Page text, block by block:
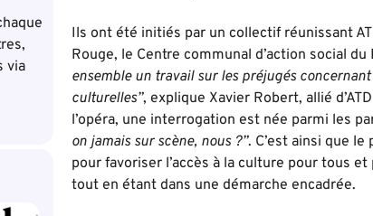
via
Ils ont été initiés par un collectif réunissant
Rouge, le Centre communal d’action social
ensemble un travail sur les préjugés
culturelles”, explique Xavier Robert, allié
l’opéra, une interrogation est née parmi les
on jamais sur scène, nous ?”. C’est ainsi que
pour favoriser l’accès à la culture pour tous
tout en étant dans une démarche encadrée.